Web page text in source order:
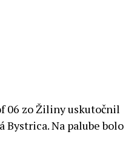
06 zo Žiliny uskutočnil
Bystrica. Na palube bolo